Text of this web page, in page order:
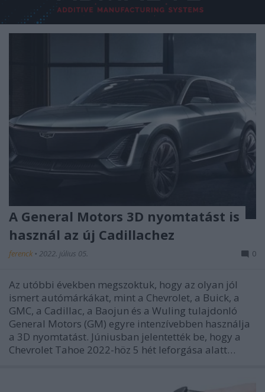
A General Motors 3D nyomtatást is
használ az új Cadillachez
ferenck • 2022. július 05. 0
Az utóbbi években megszoktuk, hogy az olyan jól
ismert autómárkákat, mint a Chevrolet, a Buick, a
GMC, a Cadillac, a Baojun és a Wuling tulajdonló
General Motors (GM) egyre intenzívebben használja
a 3D nyomtatást. Júniusban jelentették be, hogy a
Chevrolet Tahoe 2022-höz 5 hét leforgása alatt…